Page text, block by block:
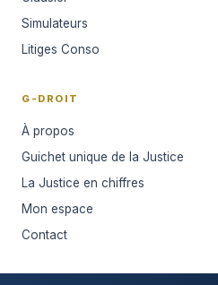
Simulateurs
Litiges Conso
G-DROIT
À propos
Guichet unique de la Justice
La Justice en chiffres
Mon espace
Contact